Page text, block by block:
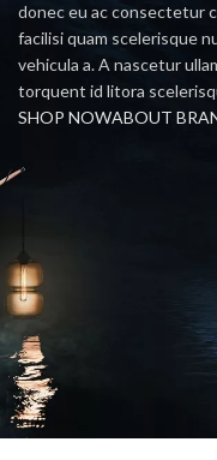
donec eu ac consectetur
facilisi quam scelerisque
vehicula a. A nascetur
torquent id litora
SHOP NOWABOUT